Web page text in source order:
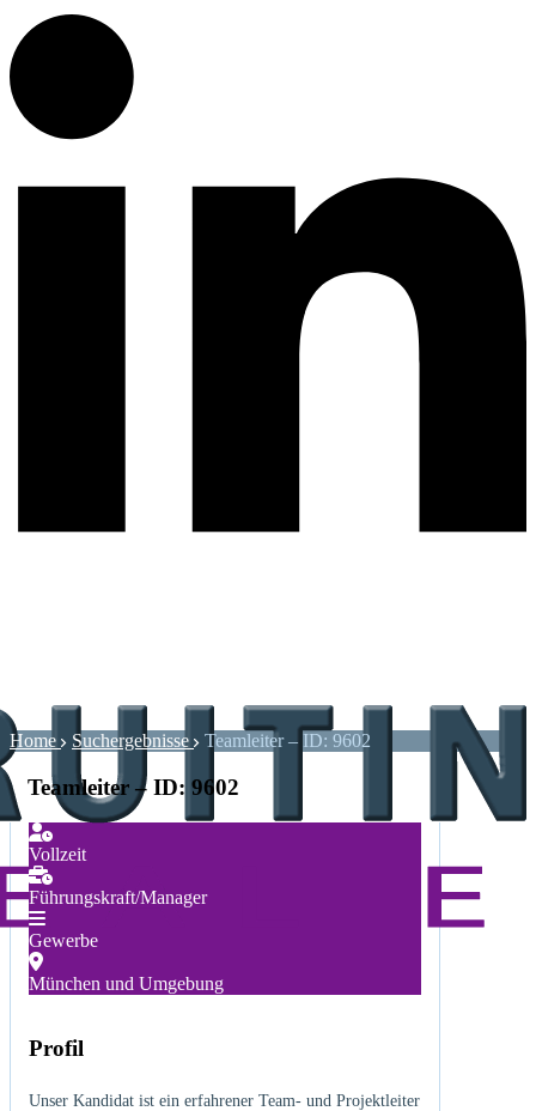
Home Suchergebnisse Teamleiter – ID: 9602
Teamleiter – ID: 9602
Vollzeit
Führungskraft/Manager
Gewerbe
München und Umgebung
Profil
Unser Kandidat ist ein erfahrener Team- und Projektleiter